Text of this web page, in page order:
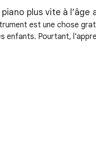
plus vite à l’âge
est une chose
enfants. Pourtant,